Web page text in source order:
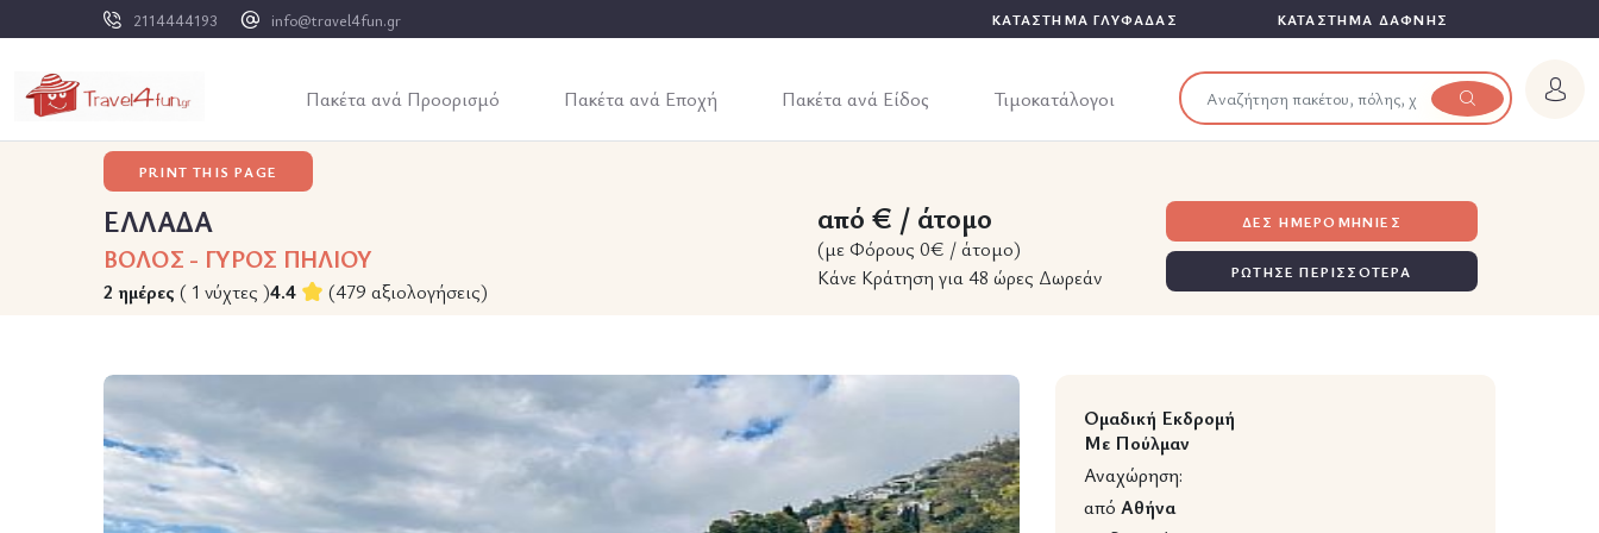
2114444193 info@travel4fun.gr ΚΑΤΑΣΤΗΜΑ ΓΛΥΦΑΔΑΣ ΚΑΤΑΣΤΗΜΑ ΔΑΦΝΗΣ
Πακέτα ανά Προορισμό Πακέτα ανά Εποχή Πακέτα ανά Είδος Τιμοκατάλογοι
PRINT THIS PAGE
ΕΛΛΑΔΑ
ΒΟΛΟΣ - ΓΥΡΟΣ ΠΗΛΙΟΥ
2 ημέρες ( 1 νύχτες )4.4 (479 αξιολογήσεις)
από € / άτομο
(με Φόρους 0€ / άτομο)
Κάνε Κράτηση για 48 ώρες Δωρεάν
ΔΕΣ ΗΜΕΡΟΜΗΝΙΕΣ
ΡΩΤΗΣΕ ΠΕΡΙΣΣΟΤΕΡΑ
Ομαδική Εκδρομή
Με Πούλμαν
Αναχώρηση:
από Αθήνα